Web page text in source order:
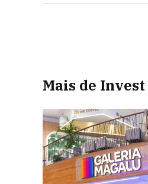
Mais de Invest